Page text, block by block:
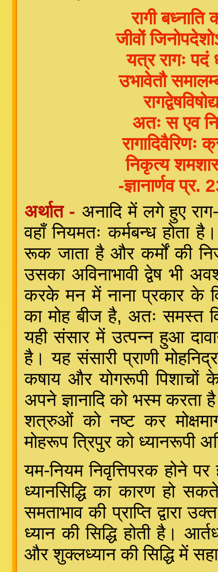
रागी बध्नाति
जीवों
यत्र रागः पदं
उभावेतौ
अतः स एव
रागादिवैरिणः
निकृत्य
-ज्ञानार्णव
अर्थात - अनादि में लगे हुए
वहाँ नियमतः कर्मबन्ध होता
रूक जाता है और कर्मों की
उसका अविनाभावी द्वेष भी
करके मन में नाना प्रकार के
का मोह बीज है, अतः समस्त
यही संसार में उत्पन्न हुआ
है। यह संसारी प्राणी
कषाय और योगरूपी पिशाचों
अपने ज्ञानादि को भस्म करता
शत्रुओं को नष्ट कर
मोहरूप त्रिपुर को ध्यानरूपी
यम-नियम निवृत्तिपरक होने
ध्यानसिद्धि का कारण हो
समताभाव की प्राप्ति द्वारा
ध्यान की सिद्धि होती है।
और शुक्लध्यान की सिद्धि में